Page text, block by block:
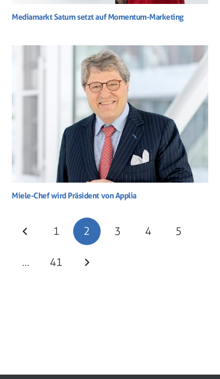
Mediamarkt Saturn setzt auf Momentum-Marketing
Miele-Chef wird Präsident von Applia
1 2 3 4 5
… 41